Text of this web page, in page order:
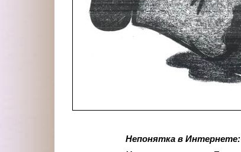
Непонятка в Интернете: